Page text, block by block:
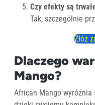
Czy efekty są
Tak, szczególnie
Złóż
Dlaczego
Mango?
African Mango